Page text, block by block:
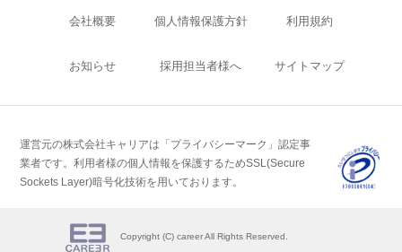
会社概要 個人情報保護方針 利用規約
お知らせ 採用担当者様へ サイトマップ
運営元の株式会社キャリアは「プライバシーマーク」認定事
業者です。利用者様の個人情報を保護するためSSL(Secure
Sockets Layer)暗号化技術を用いております。
Copyright (C) career All Rights Reserved.